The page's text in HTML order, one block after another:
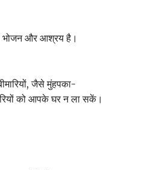
भोजन और आश्रय है।
जैसे मुंहपका-
को आपके घर न ला सकें।